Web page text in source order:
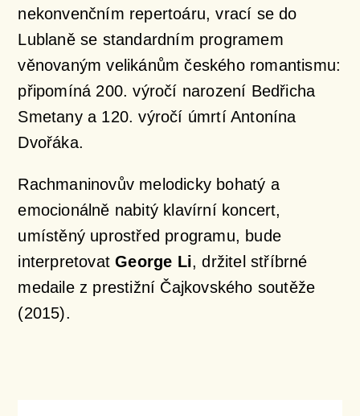
nekonvenčním repertoáru, vrací se do
Lublaně se standardním programem
věnovaným velikánům českého romantismu:
připomíná 200. výročí narození Bedřicha
Smetany a 120. výročí úmrtí Antonína
Dvořáka.
Rachmaninovův melodicky bohatý a
emocionálně nabitý klavírní koncert,
umístěný uprostřed programu, bude
interpretovatGeorge Li, držitel stříbrné
medaile z prestižní Čajkovského soutěže
(2015).